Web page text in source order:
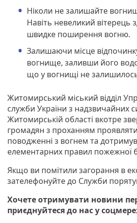
Ніколи не залишайте
Навіть невеликий вітерець
швидке поширення вогню.
Залишаючи місце
вогнище, заливши його
що у вогнищі не
Житомирський міський відділ
служби України з надзвичайних
Житомирській області вкотре
громадян з проханням
поводженні з вогнем та
елементарних правил пожежної
Якщо ви помітили загорання в
зателефонуйте до Служби
Хочете отримувати новини
приєднуйтеся до нас у